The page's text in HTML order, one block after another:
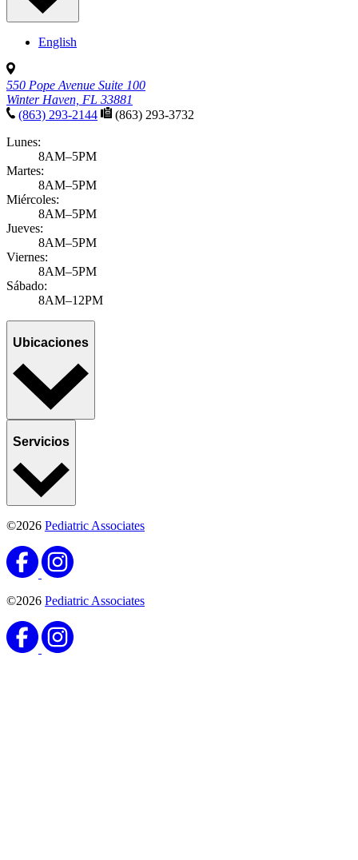
English
550 Pope Avenue Suite 100
Winter Haven, FL 33881
(863) 293-2144
(863) 293-3732
Lunes:
8AM–5PM
Martes:
8AM–5PM
Miércoles:
8AM–5PM
Jueves:
8AM–5PM
Viernes:
8AM–5PM
Sábado:
8AM–12PM
Ubicaciones
Servicios
©2026 Pediatric Associates
©2026 Pediatric Associates